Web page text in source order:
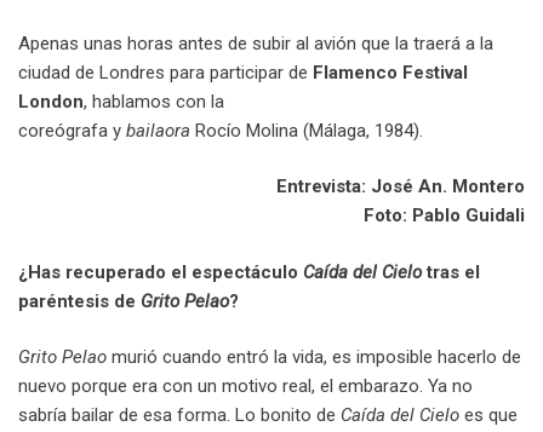
Apenas unas horas antes de subir al avión que la traerá a la
ciudad de Londres para participar de Flamenco Festival
London, hablamos con la
coreógrafa y bailaora Rocío Molina (Málaga, 1984).
Entrevista: José An. Montero
Foto: Pablo Guidali
¿Has recuperado el espectáculo Caída del Cielotras el
paréntesis de Grito Pelao?
Grito Pelao murió cuando entró la vida, es imposible hacerlo de
nuevo porque era con un motivo real, el embarazo. Ya no
sabría bailar de esa forma. Lo bonito de Caída del Cielo es que